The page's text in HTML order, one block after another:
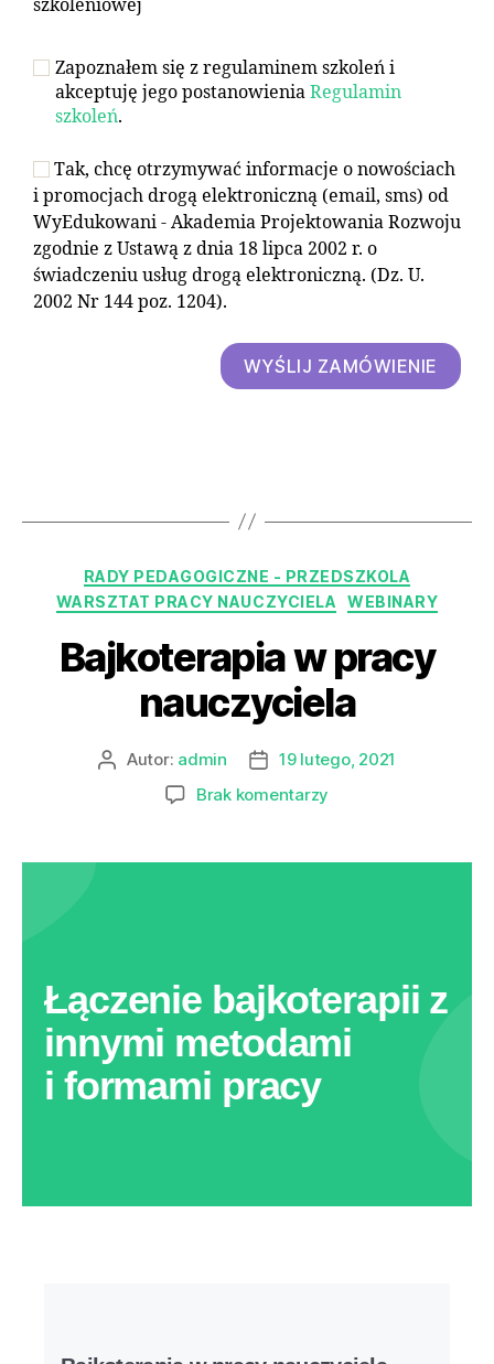
szkoleniowej
Zapoznałem się z regulaminem szkoleń i
akceptuję jego postanowienia Regulamin
szkoleń.
Tak, chcę otrzymywać informacje o nowościach
i promocjach drogą elektroniczną (email, sms) od
WyEdukowani - Akademia Projektowania Rozwoju
zgodnie z Ustawą z dnia 18 lipca 2002 r. o
świadczeniu usług drogą elektroniczną. (Dz. U.
2002 Nr 144 poz. 1204).
WYŚLIJ ZAMÓWIENIE
RADY PEDAGOGICZNE - PRZEDSZKOLA
WARSZTAT PRACY NAUCZYCIELA
WEBINARY
Bajkoterapia w pracy
nauczyciela
Autor: admin
19 lutego, 2021
Brak komentarzy
Łączenie bajkoterapii z
innymi metodami
i formami pracy